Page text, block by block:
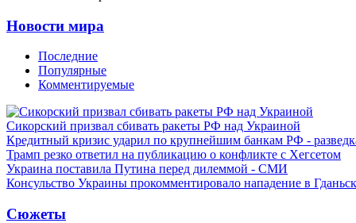
Новости мира
Последние
Популярные
Комментируемые
Сикорский призвал сбивать ракеты РФ над Украиной
Кредитный кризис ударил по крупнейшим банкам РФ -
Трамп резко ответил на публикацию о конфликте с Хегсетом
Украина поставила Путина перед дилеммой - СМИ
Консульство Украины прокомментировало нападение в
Сюжеты